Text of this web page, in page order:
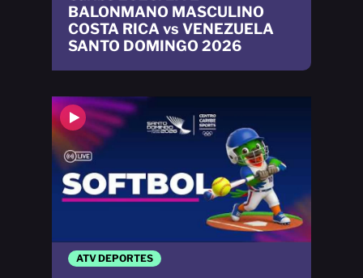
ATV DEPORTES
BALONMANO MASCULINO
COSTA RICA vs VENEZUELA
SANTO DOMINGO 2026